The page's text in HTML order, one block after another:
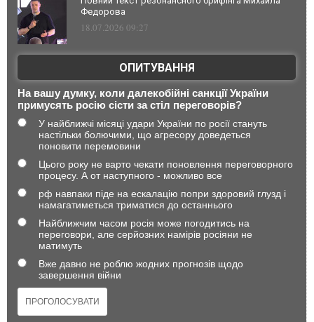
Федорова
18.07.2026 09:27
ОПИТУВАННЯ
На вашу думку, коли далекобійні санкції України
примусять росію сісти за стіл переговорів?
У найближчі місяці удари України по росії стануть
настільки болючими, що агресору доведеться
поновити перемовини
Цього року не варто чекати поновлення переговорного
процесу. А от наступного - можливо все
рф навпаки піде на ескалацію попри здоровий глузд і
намагатиметься триматися до останнього
Найближчим часом росія може погодитись на
переговори, але серйозних намірів росіяни не
матимуть
Вже давно не роблю жодних прогнозів щодо
завершення війни